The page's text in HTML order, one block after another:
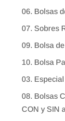
06. Bolsas
07. Sobres
09. Bolsa
10. Bolsa
03.
08. Bolsas
CON y SIN